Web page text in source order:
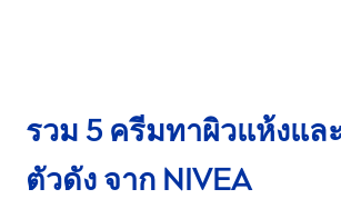
รวม 5 ครีมทาผิวแห้งแล
ตัวดัง จาก NIVEA